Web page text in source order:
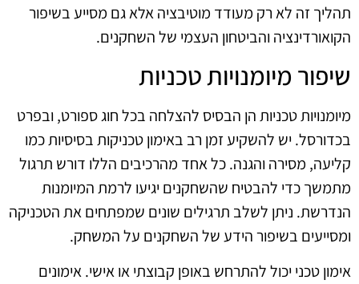
תהליך זה לא רק מעודד מוטיבציה אלא גם מסייע בשיפור
הקואורדינציה והביטחון העצמי של השחקנים.
שיפור מיומנויות טכניות
מיומנויות טכניות הן הבסיס להצלחה בכל חוג ספורט, ובפרט
בכדורסל. יש להשקיע זמן רב באימון טכניקות בסיסיות כמו
קליעה, מסירה והגנה. כל אחד מהרכיבים הללו דורש תרגול
מתמשך כדי להבטיח שהשחקנים יגיעו לרמת המיומנות
הנדרשת. ניתן לשלב תרגילים שונים שמפתחים את הטכניקה
ומסייעים בשיפור הידע של השחקנים על המשחק.
אימון טכני יכול להתרחש באופן קבוצתי או אישי. אימונים